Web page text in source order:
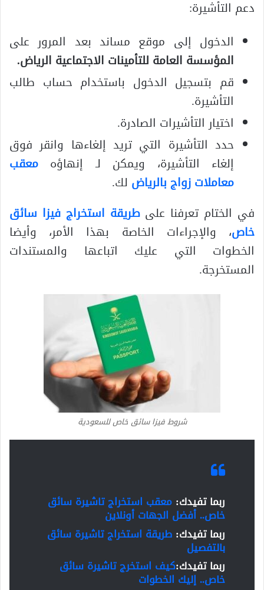
دعم التأشيرة:
الدخول إلى موقع مساند بعد المرور على
المؤسسة العامة للتأمينات الاجتماعية الرياض.
قم بتسجيل الدخول باستخدام حساب طالب
التأشيرة.
اختيار التأشيرات الصادرة.
حدد التأشيرة التي تريد إلغاءها وانقر فوق
إلغاء التأشيرة، ويمكن لـ إنهاؤه معقب
معاملات زواج بالرياض لك.
في الختام تعرفنا على طريقة استخراج فيزا سائق
خاص، والإجراءات الخاصة بهذا الأمر، وأيضا
الخطوات التي عليك اتباعها والمستندات
المستخرجة.
شروط فيزا سائق خاص للسعودية
ربما تفيدك: معقب استخراج تاشيرة سائق
خاص.. أفضل الجهات أونلاين
ربما تفيدك: طريقة استخراج تاشيرة سائق
بالتفصيل
ربما تفيدك:كيف استخرج تاشيرة سائق
خاص.. إليك الخطوات